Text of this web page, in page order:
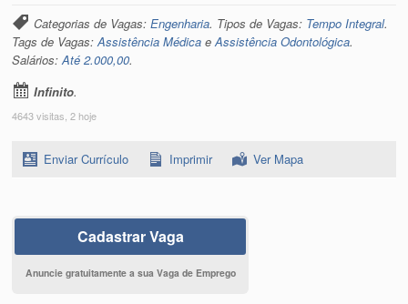
Categorias de Vagas:Engenharia. Tipos de Vagas: Tempo Integral.
Tags de Vagas:Assistência Médica eAssistência Odontológica.
Salários:Até 2.000,00.
Infinito.
4643 visitas, 2 hoje
Enviar Currículo Imprimir Ver Mapa
Cadastrar Vaga
Anuncie gratuitamente a sua Vaga de Emprego